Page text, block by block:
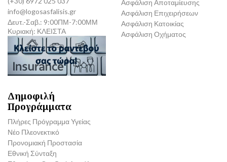
info@logosasfalisis.gr
Δευτ.-Σαβ.: 9:00ΠΜ-7:00ΜΜ
Κυριακή: ΚΛΕΙΣΤΑ
Ασφάλιση Αποταμίευσης
Ασφάλιση Επιχειρήσεων
Ασφάλιση Κατοικίας
Ασφάλιση Οχήματος
Δημοφιλή
Προγράμματα
Πλήρες Πρόγραμμα Υγείας
Νέο Πλεονεκτικό
Προνομιακή Προστασία
Εθνική Σύνταξη